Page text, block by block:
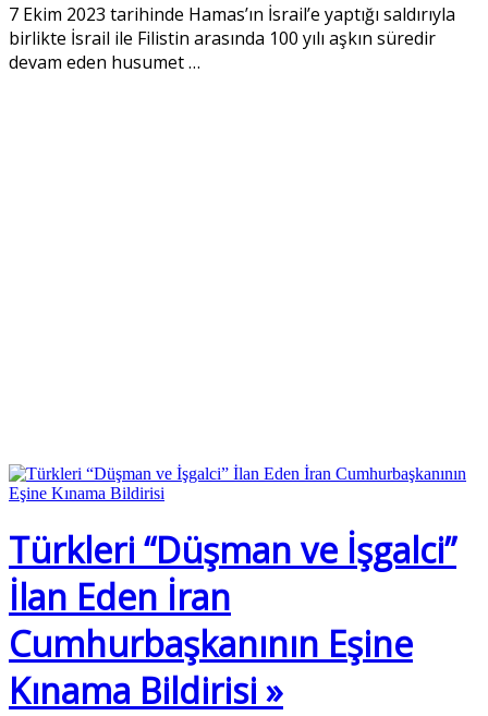
7 Ekim 2023 tarihinde Hamas’ın İsrail’e yaptığı saldırıyla
birlikte İsrail ile Filistin arasında 100 yılı aşkın süredir
devam eden husumet…
Türkleri “Düşman ve İşgalci”
İlan Eden İran
Cumhurbaşkanının Eşine
Kınama Bildirisi »